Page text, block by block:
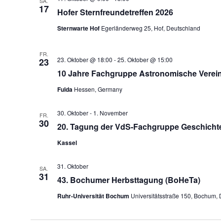
17 Hofer Sternfreundetreffen 2026
Sternwarte Hof Egerländerweg 25, Hof, Deutschland
FR.
23
10 Jahre Fachgruppe Astronomische
23. Oktober @ 18:00 -25. Oktober @ 15:00
Fulda Hessen, Germany
FR.
30 20. Tagung der VdS-Fachgruppe
30. Oktober- 1. November
Kassel
SA.
31 43. Bochumer Herbsttagung (BoHeTa)
31. Oktober
Ruhr-Universität Bochum Universitätsstraße 150, Bochum,